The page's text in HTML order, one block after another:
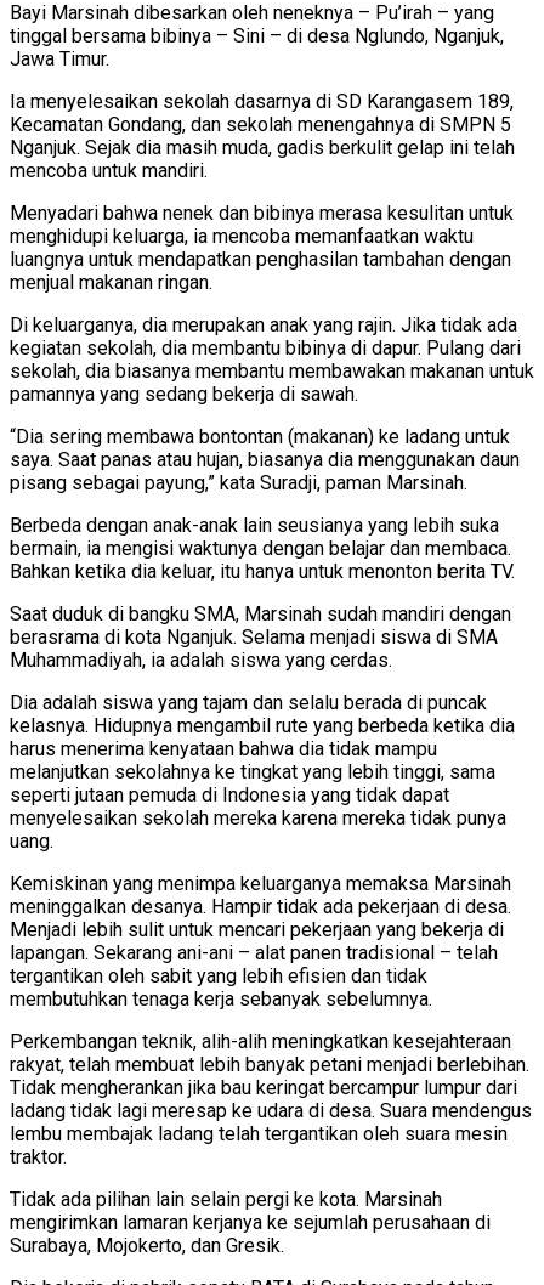
Bayi Marsinah dibesarkan oleh neneknya – Pu’irah – yang
tinggal bersama bibinya – Sini – di desa Nglundo, Nganjuk,
Jawa Timur.
Ia menyelesaikan sekolah dasarnya di SD Karangasem 189,
Kecamatan Gondang, dan sekolah menengahnya di SMPN 5
Nganjuk. Sejak dia masih muda, gadis berkulit gelap ini telah
mencoba untuk mandiri.
Menyadari bahwa nenek dan bibinya merasa kesulitan untuk
menghidupi keluarga, ia mencoba memanfaatkan waktu
luangnya untuk mendapatkan penghasilan tambahan dengan
menjual makanan ringan.
Di keluarganya, dia merupakan anak yang rajin. Jika tidak ada
kegiatan sekolah, dia membantu bibinya di dapur. Pulang dari
sekolah, dia biasanya membantu membawakan makanan untuk
pamannya yang sedang bekerja di sawah.
“Dia sering membawa bontontan (makanan) ke ladang untuk
saya. Saat panas atau hujan, biasanya dia menggunakan daun
pisang sebagai payung,” kata Suradji, paman Marsinah.
Berbeda dengan anak-anak lain seusianya yang lebih suka
bermain, ia mengisi waktunya dengan belajar dan membaca.
Bahkan ketika dia keluar, itu hanya untuk menonton berita TV.
Saat duduk di bangku SMA, Marsinah sudah mandiri dengan
berasrama di kota Nganjuk. Selama menjadi siswa di SMA
Muhammadiyah, ia adalah siswa yang cerdas.
Dia adalah siswa yang tajam dan selalu berada di puncak
kelasnya. Hidupnya mengambil rute yang berbeda ketika dia
harus menerima kenyataan bahwa dia tidak mampu
melanjutkan sekolahnya ke tingkat yang lebih tinggi, sama
seperti jutaan pemuda di Indonesia yang tidak dapat
menyelesaikan sekolah mereka karena mereka tidak punya
uang.
Kemiskinan yang menimpa keluarganya memaksa Marsinah
meninggalkan desanya. Hampir tidak ada pekerjaan di desa.
Menjadi lebih sulit untuk mencari pekerjaan yang bekerja di
lapangan. Sekarang ani-ani – alat panen tradisional – telah
tergantikan oleh sabit yang lebih efisien dan tidak
membutuhkan tenaga kerja sebanyak sebelumnya.
Perkembangan teknik, alih-alih meningkatkan kesejahteraan
rakyat, telah membuat lebih banyak petani menjadi berlebihan.
Tidak mengherankan jika bau keringat bercampur lumpur dari
ladang tidak lagi meresap ke udara di desa. Suara mendengus
lembu membajak ladang telah tergantikan oleh suara mesin
traktor.
Tidak ada pilihan lain selain pergi ke kota. Marsinah
mengirimkan lamaran kerjanya ke sejumlah perusahaan di
Surabaya, Mojokerto, dan Gresik.